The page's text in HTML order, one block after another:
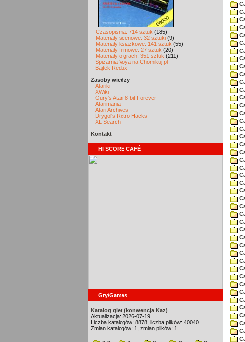
Czasopisma: 714 sztuk (185)
Materiały scenowe: 32 sztuki (9)
Materiały książkowe: 141 sztuk (55)
Materiały firmowe: 27 sztuk (20)
Materiały o grach: 351 sztuk (211)
Spiżarnia Voya na Chomikuj.pl
Bajtek Redux
Zasoby wiedzy
Atariki
XWiki
Gury's Atari 8-bit Forever
Atarimania
Atari Archives
Drygol's Retro Hacks
XL Search
Kontakt
HI SCORE CAFÉ
Gry/Games
Katalog gier (konwencja Kaz)
Aktualizacja: 2026-07-19
Liczba katalogów: 8878, liczba plików: 40040
Zmian katalogów: 1, zmian plików: 1